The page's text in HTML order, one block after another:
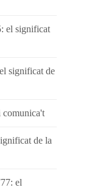
el significat
significat de
comunica't
de la
el